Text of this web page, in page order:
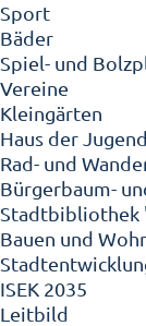
Sport
Bäder
Spiel- und
Vereine
Kleingärten
Haus der Jugend
Rad- und
Bürgerbaum-
Stadtbibliothek
Bauen und
ISEK 2035
Leitbild